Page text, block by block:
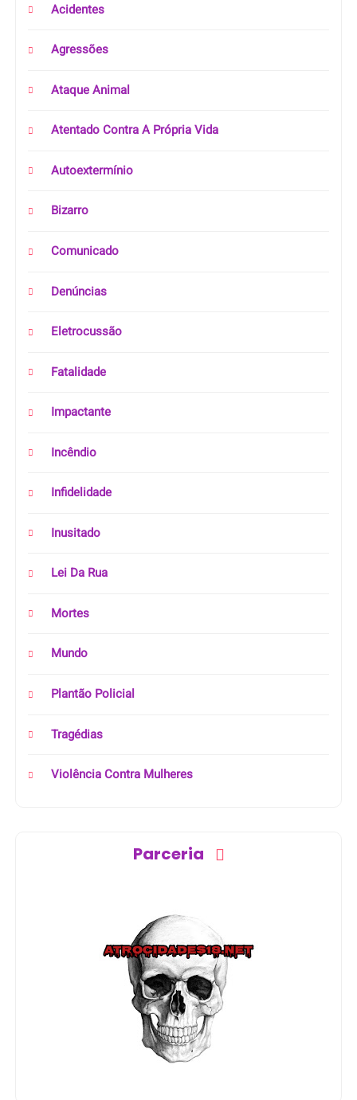
Acidentes
Agressões
Ataque Animal
Atentado Contra A Própria Vida
Autoextermínio
Bizarro
Comunicado
Denúncias
Eletrocussão
Fatalidade
Impactante
Incêndio
Infidelidade
Inusitado
Lei Da Rua
Mortes
Mundo
Plantão Policial
Tragédias
Violência Contra Mulheres
Parceria